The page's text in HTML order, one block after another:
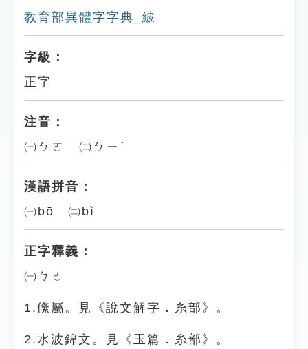
教育部異體字字典_紴
字級：
正字
注音：
㈠ㄅㄛ ㈡ㄅㄧˋ
漢語拼音：
㈠bō ㈡bì
正字釋義：
㈠ㄅㄛ
1.絛屬。見《說文解字．糸部》。
2.水波錦文。見《玉篇．糸部》。